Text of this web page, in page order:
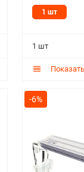
1 шт
1 шт
-6%